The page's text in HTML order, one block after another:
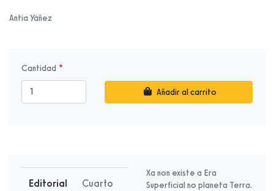
Antía Yáñez
Cantidad
Añadir al carrito
Editorial
Cuarto
Xa non existe a Era
Superficial no planeta Terra.